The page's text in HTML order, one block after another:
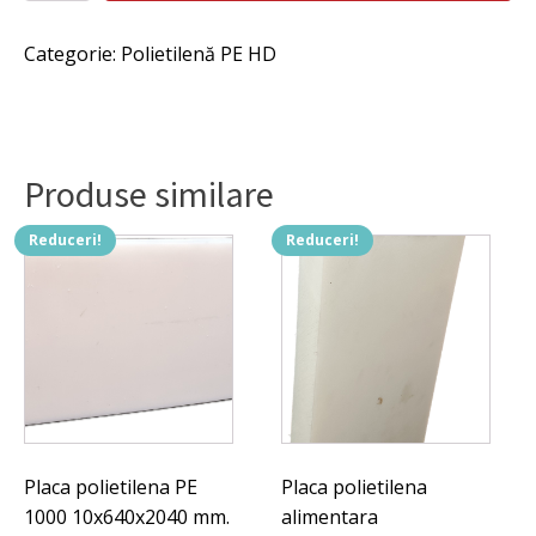
358 lei.
PE
Categorie: Polietilenă PE HD
Produse similare
Reduceri!
Placa polietilena PE
1000 10x640x2040 mm.
Reduceri!
Placa polietilena
alimentara